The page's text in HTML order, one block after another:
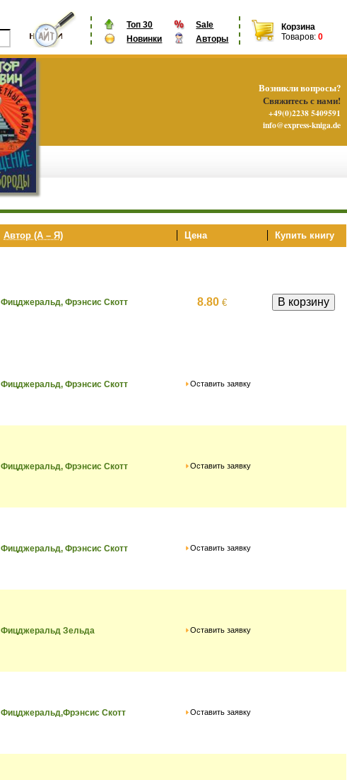
Топ 30
Sale
Новинки
Авторы
Корзина
Товаров: 0
Автор (А – Я) Цена Купить книгу
Фицджеральд, Фрэнсис Скотт 8.80 €
Фицджеральд, Фрэнсис Скотт Оставить заявку
Фицджеральд, Фрэнсис Скотт Оставить заявку
Фицджеральд, Фрэнсис Скотт Оставить заявку
Фицджеральд Зельда Оставить заявку
Фицджеральд,Фрэнсис Скотт Оставить заявку
Возникли вопросы?
Свяжитесь с нами!
+49(0)2238 5409591
info@express-kniga.de